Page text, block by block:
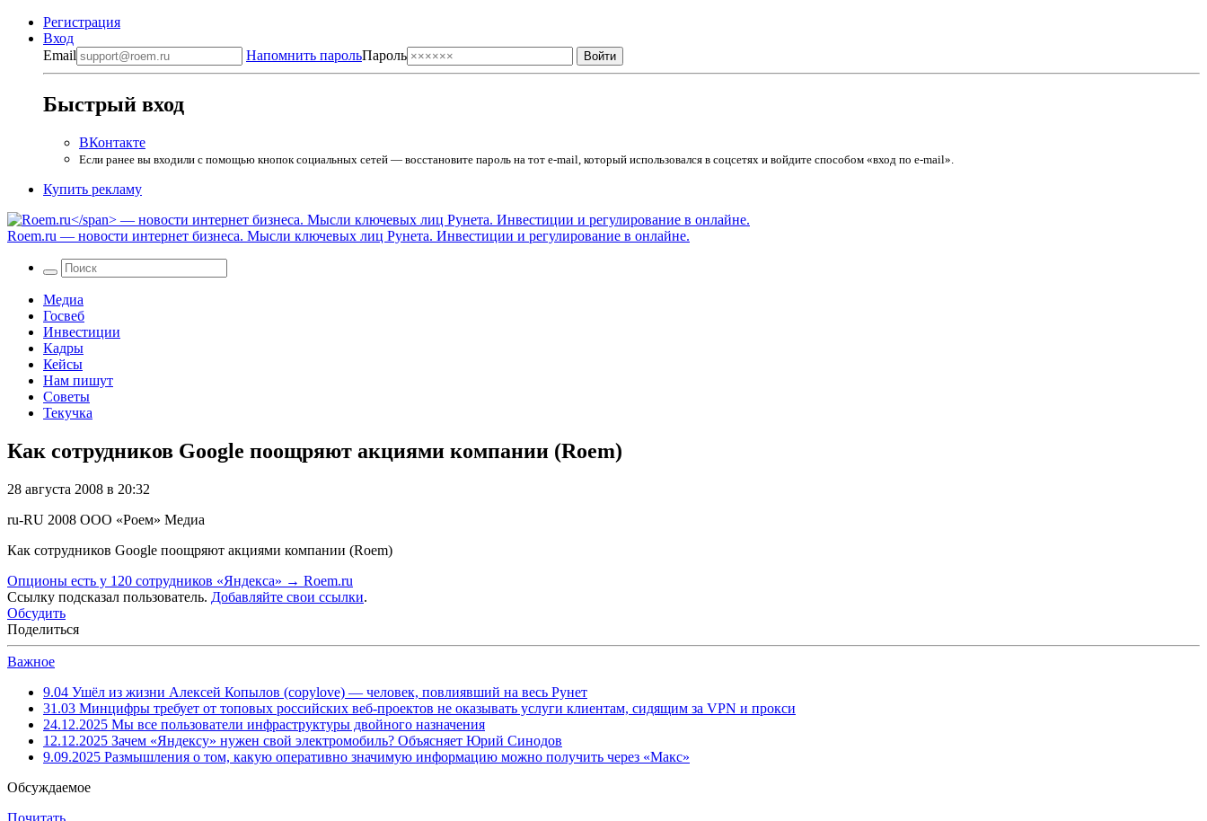
Регистрация
Вход
Email
Напомнить парольПароль
Быстрый вход
ВКонтакте
Если ранее вы входили с помощью кнопок социальных сетей — восстановите пароль на тот e-mail, который использовался в соцсетях и войдите способом «вход по e-mail».
Купить рекламу
Roem.ru — новости интернет бизнеса. Мысли ключевых лиц Рунета. Инвестиции и регулирование в онлайне.
Медиа
Госвеб
Инвестиции
Кадры
Кейсы
Нам пишут
Советы
Текучка
Как сотрудников Google поощряют акциями компании (Roem)
28 августа 2008 в 20:32
ru-RU 2008 ООО «Роем» Медиа
Как сотрудников Google поощряют акциями компании (Roem)
Опционы есть у 120 сотрудников «Яндекса» → Roem.ru
Ссылку подсказал пользователь. Добавляйте свои ссылки.
Обсудить
Поделиться
Важное
9.04 Ушёл из жизни Алексей Копылов (copylove) — человек, повлиявший на весь Рунет
31.03 Минцифры требует от топовых российских веб-проектов не оказывать услуги клиентам, сидящим за VPN и прокси
24.12.2025 Мы все пользователи инфраструктуры двойного назначения
12.12.2025 Зачем «Яндексу» нужен свой электромобиль? Объясняет Юрий Синодов
9.09.2025 Размышления о том, какую оперативно значимую информацию можно получить через «Макс»
Обсуждаемое
Почитать